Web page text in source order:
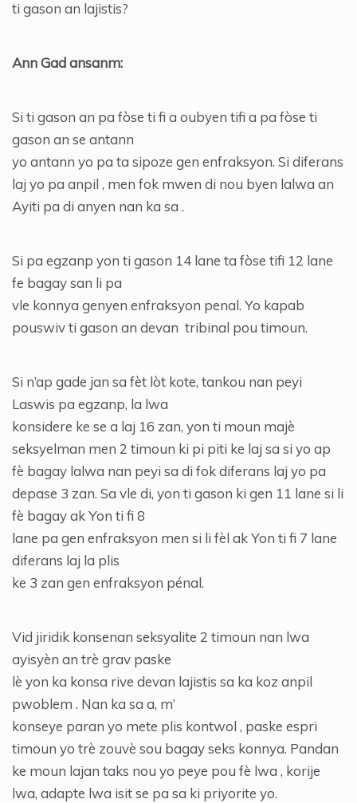
ti gason an lajistis?
Ann Gad ansanm:
Si ti gason an pa fòse ti fi a oubyen tifi a pa fòse ti
gason an se antann
yo antann yo pa ta sipoze gen enfraksyon. Si diferans
laj yo pa anpil , men fok mwen di nou byen lalwa an
Ayiti pa di anyen nan ka sa .
Si pa egzanp yon ti gason 14 lane ta fòse tifi 12 lane
fe bagay san li pa
vle konnya genyen enfraksyon penal. Yo kapab
pouswiv ti gason an devan tribinal pou timoun.
Si n’ap gade jan sa fèt lòt kote, tankou nan peyi
Laswis pa egzanp, la lwa
konsidere ke se a laj 16 zan, yon ti moun majè
seksyelman men 2 timoun ki pi piti ke laj sa si yo ap
fè bagay lalwa nan peyi sa di fok diferans laj yo pa
depase 3 zan. Sa vle di, yon ti gason ki gen 11 lane si li
fè bagay ak Yon ti fi 8
lane pa gen enfraksyon men si li fèl ak Yon ti fi 7 lane
diferans laj la plis
ke 3 zan gen enfraksyon pénal.
Vid jiridik konsenan seksyalite 2 timoun nan lwa
ayisyèn an trè grav paske
lè yon ka konsa rive devan lajistis sa ka koz anpil
pwoblem . Nan ka sa a, m’
konseye paran yo mete plis kontwol , paske espri
timoun yo trè zouvè sou bagay seks konnya. Pandan
ke moun lajan taks nou yo peye pou fè lwa , korije
lwa, adapte lwa isit se pa sa ki priyorite yo.